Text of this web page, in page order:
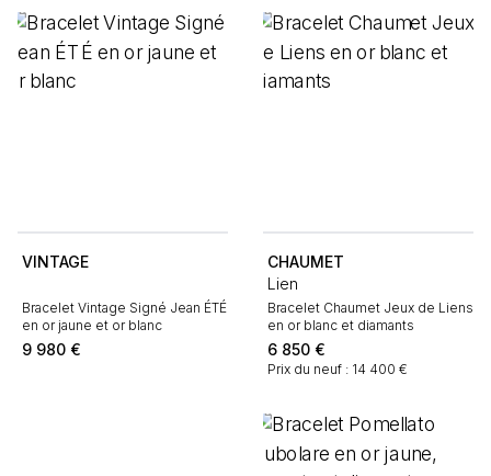
VINTAGE
Bracelet Vintage Signé Jean ÉTÉ
en or jaune et or blanc
9 980 €
CHAUMET
Lien
Bracelet Chaumet Jeux de Liens
en or blanc et diamants
6 850 €
Prix du neuf : 14 400 €